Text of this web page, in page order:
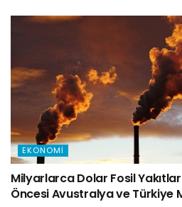
EKONOMI
Milyarlarca Dolar Fosil
Öncesi Avustralya ve Türkiye